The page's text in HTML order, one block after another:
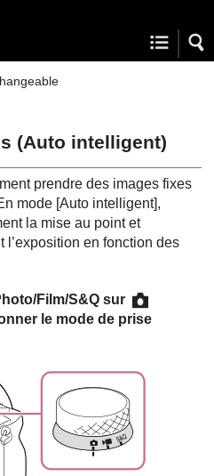
(Auto intelligent)
prendre des images fixes
mode [Auto intelligent],
la mise au point et
l’exposition en fonction des
Film/S&Q sur
le mode de prise